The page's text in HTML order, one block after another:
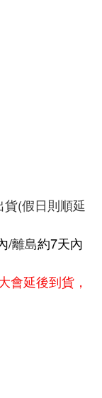
(假日則順延
/離島約7天內
會延後到貨，